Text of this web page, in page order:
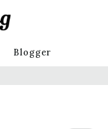
Blogger